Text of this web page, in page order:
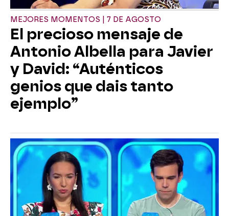
MEJORES MOMENTOS | 7 DE AGOSTO
El precioso mensaje de
Antonio Albella para Javier
y David: “Auténticos
genios que dais tanto
ejemplo”